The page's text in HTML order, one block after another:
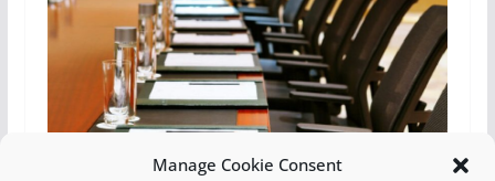
Manage Cookie Consent